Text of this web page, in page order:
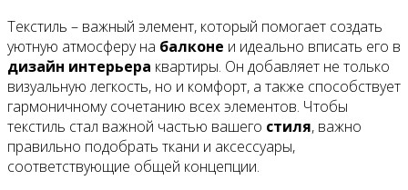
Текстиль – важный элемент, который помогает создать
уютную атмосферу на балконе и идеально вписать его в
дизайн интерьера квартиры. Он добавляет не только
визуальную легкость, но и комфорт, а также способствует
гармоничному сочетанию всех элементов. Чтобы
текстиль стал важной частью вашего стиля, важно
правильно подобрать ткани и аксессуары,
соответствующие общей концепции.